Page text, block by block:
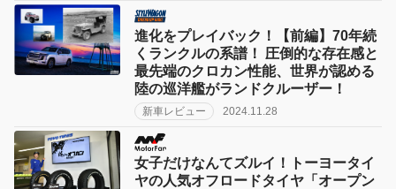
進化をプレイバック！【前編】70年続
くランクルの系譜！ 圧倒的な存在感と
最先端のクロカン性能、世界が認める
陸の巡洋艦がランドクルーザー！
新車レビュー 2024.11.28
女子だけなんてズルイ！トーヨータイ
ヤの人気オフロードタイヤ「オープン